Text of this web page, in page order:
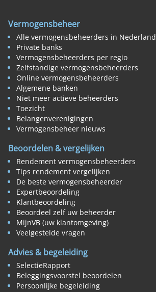
Vermogensbeheer
Alle vermogensbeheerders in Nederland
Private banks
Vermogensbeheerders per regio
Zelfstandige vermogensbeheerders
Online vermogensbeheerders
Algemene banken
Niet meer actieve beheerders
Toezicht
Belangenverenigingen
Vermogensbeheer nieuws
Beoordelen & vergelijken
Rendement vermogensbeheerders
Tips rendement vergelijken
De beste vermogensbeheerder
Expertbeoordeling
Klantbeoordeling
Beoordeel zelf uw beheerder
MijnVB (uw klantomgeving)
Veelgestelde vragen
Advies & begeleiding
SelectieRapport
Beleggingsvoorstel beoordelen
Persoonlijke begeleiding